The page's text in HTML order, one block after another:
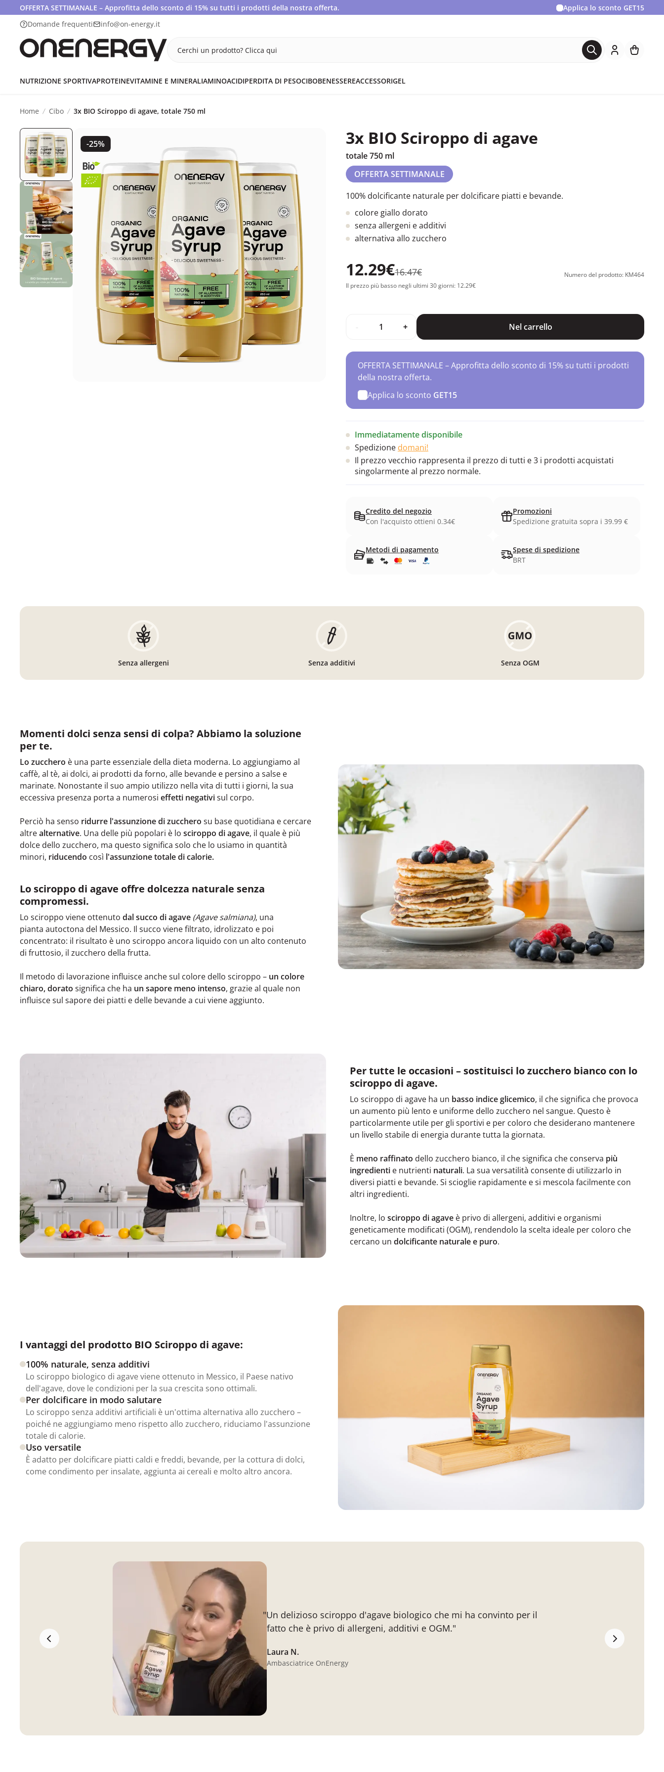
OFFERTA SETTIMANALE – Approfitta dello sconto di 15% su tutti i prodotti della nostra offerta. Applica lo sconto GET15
Domande frequenti
info@on-energy.it
Cerchi un prodotto? Clicca qui
NUTRIZIONE SPORTIVAPROTEINEVITAMINE E MINERALIAMINOACIDIPERDITA DI PESOCIBOBENESSEREACCESSORIGEL
Home Cibo 3x BIO Sciroppo di agave, totale 750 ml
-25% 3x BIO Sciroppo di agave
totale 750 ml
OFFERTA SETTIMANALE
100% dolcificante naturale per dolcificare piatti e bevande.
colore giallo dorato
senza allergeni e additivi
alternativa allo zucchero
12.29€16.47€
Numero del prodotto: KM464
Il prezzo più basso negli ultimi 30 giorni: 12.29€
+ Nel carrello
OFFERTA SETTIMANALE – Approfitta dello sconto di 15% su tutti i prodotti
della nostra offerta.
Applica lo sconto GET15
Immediatamente disponibile
Spedizione domani!
Il prezzo vecchio rappresenta il prezzo di tutti e 3 i prodotti acquistati
singolarmente al prezzo normale.
Credito del negozio
Con l'acquisto ottieni 0.34€
Promozioni
Spedizione gratuita sopra i 39.99 €
Metodi di pagamento
Spese di spedizione
BRT
Senza allergeni Senza additivi Senza OGM
Momenti dolci senza sensi di colpa? Abbiamo la soluzione
per te.
Lo zucchero è una parte essenziale della dieta moderna. Lo aggiungiamo al
caffè, al tè, ai dolci, ai prodotti da forno, alle bevande e persino a salse e
marinate. Nonostante il suo ampio utilizzo nella vita di tutti i giorni, la sua
eccessiva presenza porta a numerosi effetti negativisul corpo.
Perciò ha senso ridurre l'assunzione di zucchero su base quotidiana e cercare
altrealternative. Una delle più popolari è lo sciroppo di agave, il quale è più
dolce dello zucchero, ma questo significa solo che lo usiamo in quantità
minori, riducendo così l'assunzione totale di calorie.
Lo sciroppo di agave offre dolcezza naturale senza
compromessi.
Lo sciroppo viene ottenuto dal succo di agave (Agave salmiana), una
pianta autoctona del Messico. Il succo viene filtrato, idrolizzato e poi
concentrato: il risultato è uno sciroppo ancora liquido con un alto contenuto
di fruttosio, il zucchero della frutta.
Il metodo di lavorazione influisce anche sul colore dello sciroppo – un colore
chiaro, dorato significa che ha un sapore meno intenso, grazie al quale non
influisce sul sapore dei piatti e delle bevande a cui viene aggiunto.
Per tutte le occasioni – sostituisci lo zucchero bianco con lo
sciroppo di agave.
Lo sciroppo di agave ha un basso indice glicemico, il che significa che provoca
un aumento più lento e uniforme dello zucchero nel sangue. Questo è
particolarmente utile per gli sportivi e per coloro che desiderano mantenere
un livello stabile di energia durante tutta la giornata.
È meno raffinato dello zucchero bianco, il che significa che conserva più
ingredienti e nutrienti naturali. La sua versatilità consente di utilizzarlo in
diversi piatti e bevande. Si scioglie rapidamente e si mescola facilmente con
altri ingredienti.
Inoltre, lo sciroppo di agave è privo di allergeni, additivi e organismi
geneticamente modificati (OGM), rendendolo la scelta ideale per coloro che
cercano un dolcificante naturale e puro.
I vantaggi del prodotto BIO Sciroppo di agave:
100% naturale, senza additivi
Lo sciroppo biologico di agave viene ottenuto in Messico, il Paese nativo
dell'agave, dove le condizioni per la sua crescita sono ottimali.
Per dolcificare in modo salutare
Lo sciroppo senza additivi artificiali è un'ottima alternativa allo zucchero –
poiché ne aggiungiamo meno rispetto allo zucchero, riduciamo l'assunzione
totale di calorie.
Uso versatile
È adatto per dolcificare piatti caldi e freddi, bevande, per la cottura di dolci,
come condimento per insalate, aggiunta ai cereali e molto altro ancora.
"Un delizioso sciroppo d'agave biologico che mi ha convinto per il
fatto che è privo di allergeni, additivi e OGM."
Laura N.
Ambasciatrice OnEnergy